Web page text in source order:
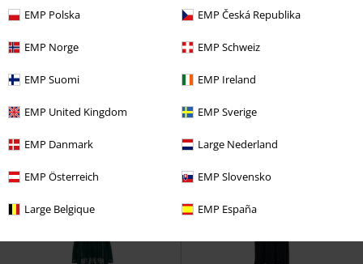
EMP Polska EMP Česká Republika
EMP Norge EMP Schweiz
EMP Suomi EMP Ireland
EMP United Kingdom EMP Sverige
EMP Danmark Large Nederland
EMP Österreich EMP Slovensko
Large Belgique EMP España
Od € 68,99
Šaty Midori
šaty
€ 45,89
Čierne šaty
šaty